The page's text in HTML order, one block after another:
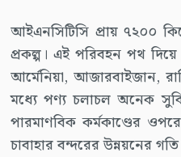
আইএনসিটিসি প্রায় ৭২০০
প্রকল্প। এই পরিবহন পথ
আর্মেনিয়া, আজারবাইজান,
মধ্যে পণ্য চলাচল অনেক
পারমাণবিক কর্মকাণ্ডের
চাবাহার বন্দরের উন্নয়নের